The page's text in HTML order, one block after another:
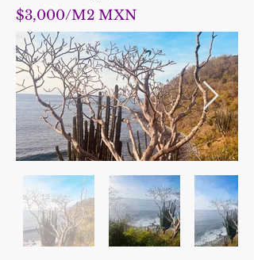
$3,000/M2 MXN